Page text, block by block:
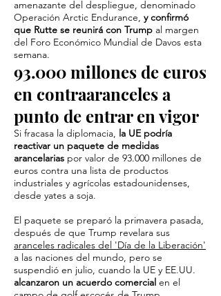
amenazante del despliegue, denominado
Operación Arctic Endurance, y confirmó
que Rutte se reunirá con Trump al margen
del Foro Económico Mundial de Davos esta
semana.
93.000 millones de euros
en contraaranceles a
punto de entrar en vigor
Si fracasa la diplomacia, la UE podría
reactivar un paquete de medidas
arancelarias por valor de 93.000 millones de
euros contra una lista de productos
industriales y agrícolas estadounidenses,
desde yates a soja.
El paquete se preparó la primavera pasada,
después de que Trump revelara sus
aranceles radicales del 'Día de la Liberación'
a las naciones del mundo, pero se
suspendió en julio, cuando la UE y EE.UU.
alcanzaron un acuerdo comercial en el